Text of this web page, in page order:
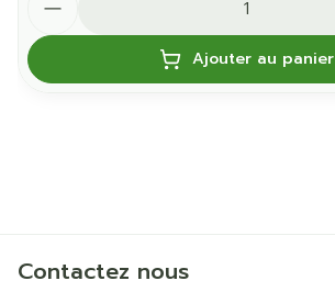
Ajouter au panier
Contactez nous